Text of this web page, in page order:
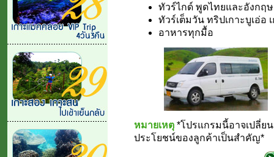
ทัวร์ไกด์ พูดไทยและอังกฤษ
ทัวร์เต็มวัน ทริปเกาะบูเอ่อ
อาหารทุกมื้อ
หมายเหตุ *โปรแกรมนี้อาจเปลี่ย
ประโยชน์ของลูกค้าเป็นสำคัญ*